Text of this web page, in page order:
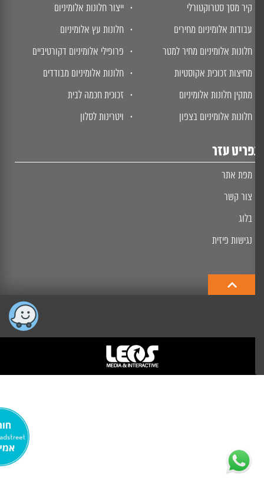
קיר מסך סטרוקטורלי
עבודות אלומיניום מחירים
חלונות אלומיניום מחיר למטר
מחיצות זכוכית אקוסטיות
מתקין חלונות אלומיניום
חלונות אלומיניום בצפון
ייצור חלונות אלומיניום
חלונות עץ אלומיניום
פרופילי אלומיניום דקורטיביים
חלונות אלומיניום מבודדים
זכוכית חכמה לבית
ויטרינות לסלון
עזר
מפת אתר
צור קשר
בלוג
נגישות פיזית